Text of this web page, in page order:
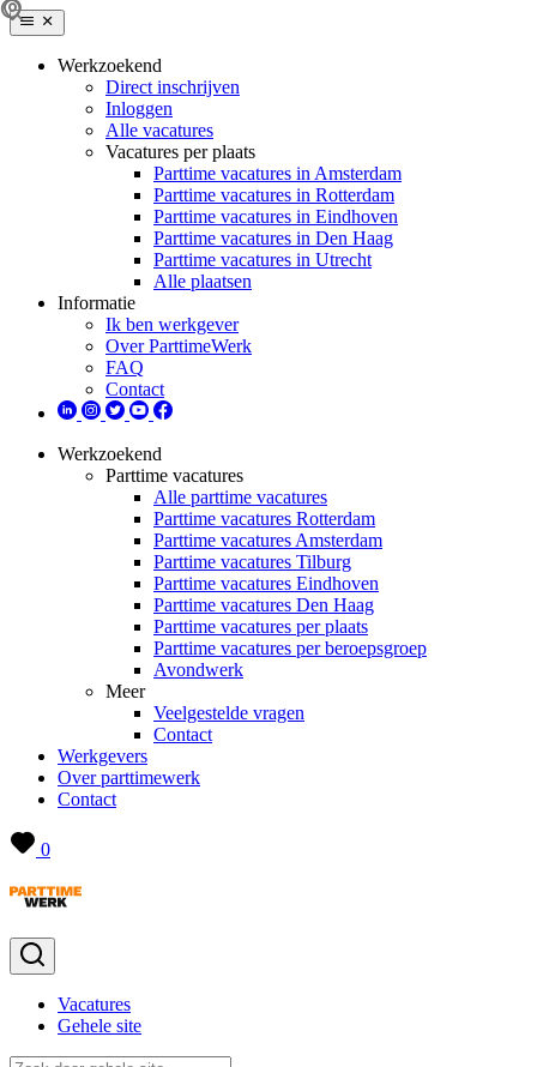
Werkzoekend
Direct inschrijven
Inloggen
Alle vacatures
Vacatures per plaats
Parttime vacatures in Amsterdam
Parttime vacatures in Rotterdam
Parttime vacatures in Eindhoven
Parttime vacatures in Den Haag
Parttime vacatures in Utrecht
Alle plaatsen
Informatie
Ik ben werkgever
Over ParttimeWerk
FAQ
Contact
Werkzoekend
Parttime vacatures
Alle parttime vacatures
Parttime vacatures Rotterdam
Parttime vacatures Amsterdam
Parttime vacatures Tilburg
Parttime vacatures Eindhoven
Parttime vacatures Den Haag
Parttime vacatures per plaats
Parttime vacatures per beroepsgroep
Avondwerk
Meer
Veelgestelde vragen
Contact
Werkgevers
Over parttimewerk
Contact
0
Vacatures
Gehele site